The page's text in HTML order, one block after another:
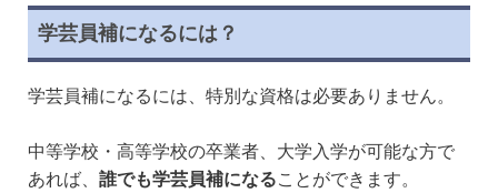
学芸員は、美術館や博物館、動物園などにて資料作品の収集や整理、資料の展示であったり研
究を行います。国家資格を持つ、文化資料のスペシャリストと考えるとわかり易いかもしれま
せん。博物館などが好きな方、１度社会に出た後に受けてみようかと挑戦する方が多いようで
す。学芸員とはどんな仕事？博物館や美術館で仕事をしているというイメージがあるかと思い
す。作品や資料の収集、管理展示する資料を実際に収集してくるのも、学芸員の立派な...
学芸員補になるには？
学芸員補になるには、特別な資格は必要ありません。
中等学校・高等学校の卒業者、大学入学が可能な方で
あれば、 誰でも学芸員補になることができます。